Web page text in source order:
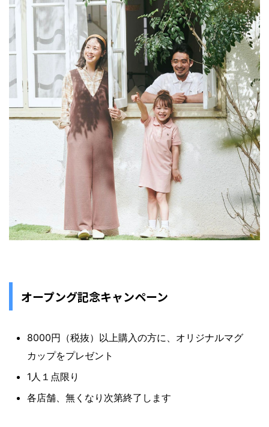
オープング記念キャンペーン
8000円（税抜）以上購入の方に、オリジナルマグ
カップをプレゼント
1人１点限り
各店舗、無くなり次第終了します